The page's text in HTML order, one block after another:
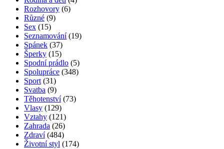
Rozhovory (6)
Různé (9)
Sex (15)
Seznamování(19)
Spánek (37)
Šperky (15)
Spodní prádlo (5)
Spolupráce (348)
Sport (31)
Svatba (9)
Těhotenství(73)
Vlasy (129)
Vztahy (121)
Zahrada (26)
Zdraví(484)
Životní styl (174)